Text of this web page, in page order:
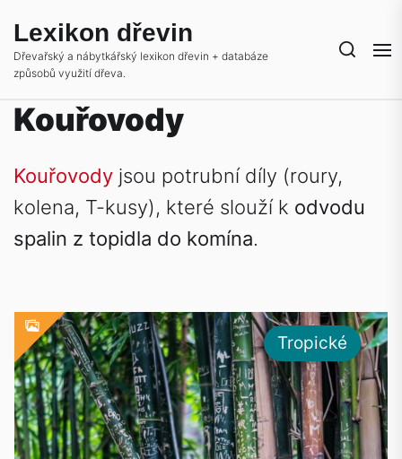
the
content
Lexikon dřevin
Dřevařský a nábytkářský lexikon dřevin + databáze
způsobů využití dřeva.
Kouřovody
Kouřovody jsou potrubní díly (roury,
kolena, T-kusy), které slouží k odvodu
spalin z topidla do komína.
Tropické